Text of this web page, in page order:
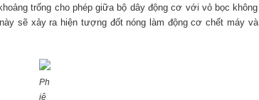
trống cho phép giữa bộ dây động cơ với vỏ bọc không
sẽ xảy ra hiện tượng đốt nóng làm động cơ chết máy và
Ph
iê